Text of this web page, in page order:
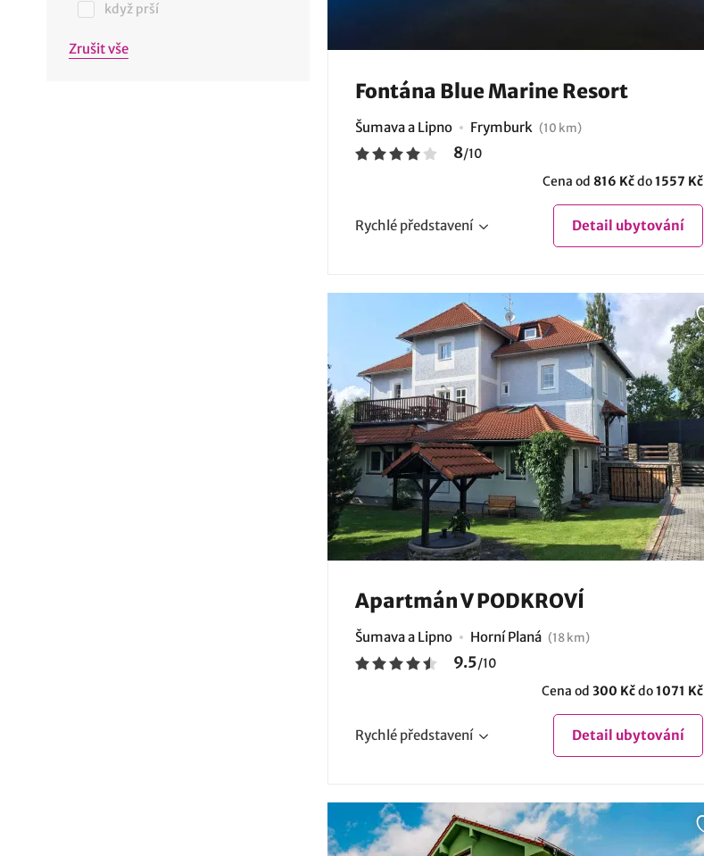
když prší
Zrušit vše
Fontána Blue Marine Resort
Šumava a Lipno Frymburk (10 km)
8/10
Cena od 816 Kčdo1557 Kč
Rychlé představení Detail ubytování
Apartmán V PODKROVÍ
Šumava a Lipno Horní Planá (18 km)
9.5/10
Cena od 300 Kčdo1071 Kč
Rychlé představení Detail ubytování